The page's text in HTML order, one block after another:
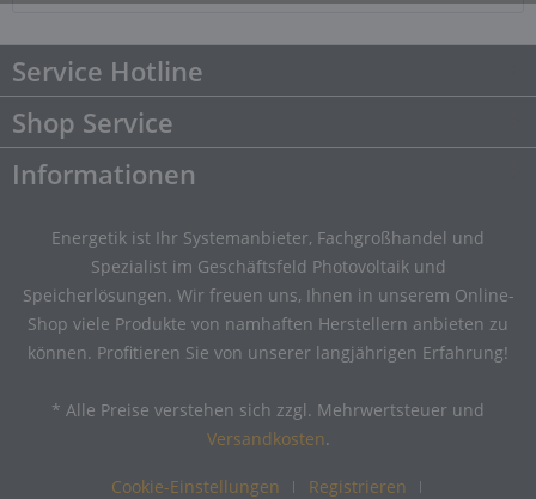
Service Hotline
Shop Service
Informationen
Energetik ist Ihr Systemanbieter, Fachgroßhandel und
Spezialist im Geschäftsfeld Photovoltaik und
Speicherlösungen. Wir freuen uns, Ihnen in unserem Online-
Shop viele Produkte von namhaften Herstellern anbieten zu
können. Profitieren Sie von unserer langjährigen Erfahrung!
* Alle Preise verstehen sich zzgl. Mehrwertsteuer und
Versandkosten.
Cookie-Einstellungen Registrieren